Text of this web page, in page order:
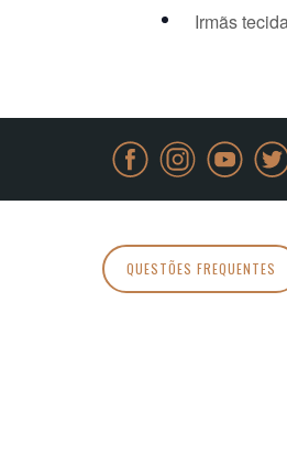
Irmãs
QUESTÕES FREQUENTES